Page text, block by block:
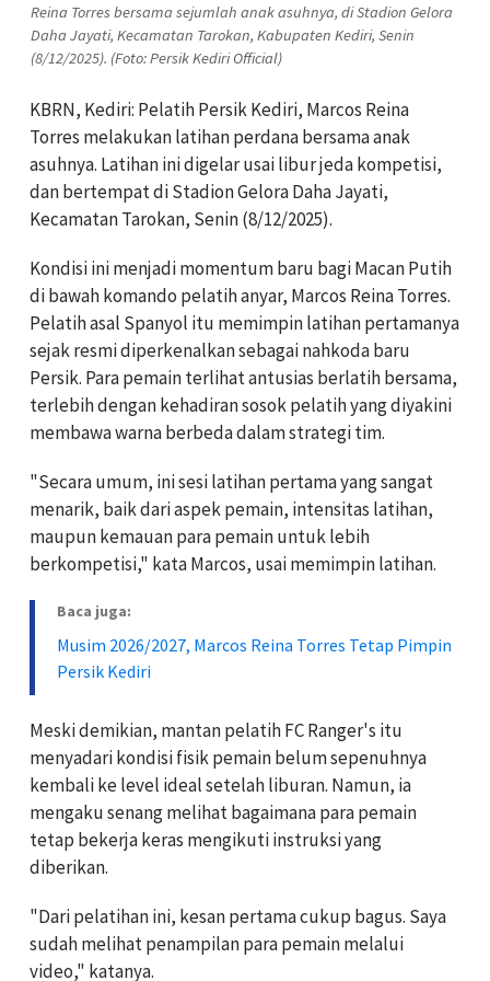
Reina Torres bersama sejumlah anak asuhnya, di Stadion Gelora
Daha Jayati, Kecamatan Tarokan, Kabupaten Kediri, Senin
(8/12/2025). (Foto: Persik Kediri Official)
KBRN, Kediri: Pelatih Persik Kediri, Marcos Reina
Torres melakukan latihan perdana bersama anak
asuhnya. Latihan ini digelar usai libur jeda kompetisi,
dan bertempat di Stadion Gelora Daha Jayati,
Kecamatan Tarokan, Senin (8/12/2025).
Kondisi ini menjadi momentum baru bagi Macan Putih
di bawah komando pelatih anyar, Marcos Reina Torres.
Pelatih asal Spanyol itu memimpin latihan pertamanya
sejak resmi diperkenalkan sebagai nahkoda baru
Persik. Para pemain terlihat antusias berlatih bersama,
terlebih dengan kehadiran sosok pelatih yang diyakini
membawa warna berbeda dalam strategi tim.
"Secara umum, ini sesi latihan pertama yang sangat
menarik, baik dari aspek pemain, intensitas latihan,
maupun kemauan para pemain untuk lebih
berkompetisi," kata Marcos, usai memimpin latihan.
Baca juga:
Musim 2026/2027, Marcos Reina Torres Tetap Pimpin
Persik Kediri
Meski demikian, mantan pelatih FC Ranger's itu
menyadari kondisi fisik pemain belum sepenuhnya
kembali ke level ideal setelah liburan. Namun, ia
mengaku senang melihat bagaimana para pemain
tetap bekerja keras mengikuti instruksi yang
diberikan.
"Dari pelatihan ini, kesan pertama cukup bagus. Saya
sudah melihat penampilan para pemain melalui
video," katanya.